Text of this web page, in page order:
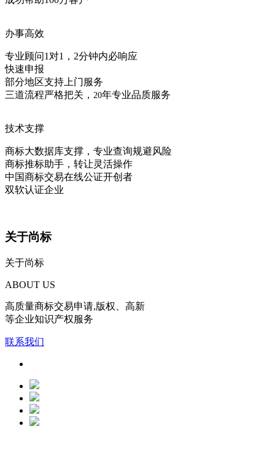
办事高效
专业顾问1对1，2分钟内必响应
快速申报
部分地区支持上门服务
三道流程严格把关， 20年专业品质服务
技术支撑
商标大数据库支撑，专业查询规避风险
商标推标助手，转让灵活操作
中国商标交易在线公证开创者
双软认证企业
关于尚标
关于尚标
ABOUT US
高质量商标交易申请,版权、高新
等企业知识产权服务
联系我们